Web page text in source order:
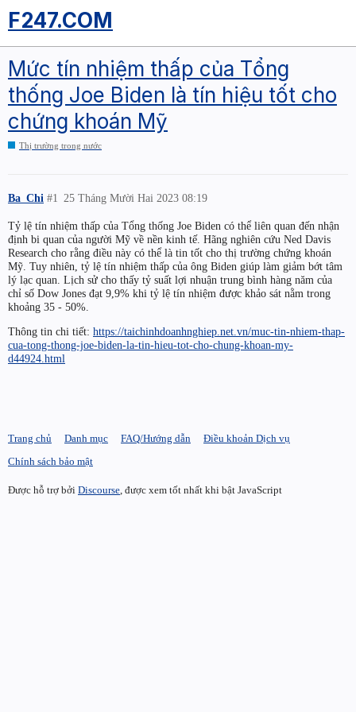
F247.COM
Mức tín nhiệm thấp của Tổng
thống Joe Biden là tín hiệu tốt cho
chứng khoán Mỹ
Thị trường trong nước
Ba_Chi 25 Tháng Mười Hai 2023 08:19
#1
Tỷ lệ tín nhiệm thấp của Tổng thống Joe Biden có thể liên quan đến nhận
định bi quan của người Mỹ về nền kinh tế. Hãng nghiên cứu Ned Davis
Research cho rằng điều này có thể là tin tốt cho thị trường chứng khoán
Mỹ. Tuy nhiên, tỷ lệ tín nhiệm thấp của ông Biden giúp làm giảm bớt tâm
lý lạc quan. Lịch sử cho thấy tỷ suất lợi nhuận trung bình hàng năm của
chỉ số Dow Jones đạt 9,9% khi tỷ lệ tín nhiệm được khảo sát nằm trong
khoảng 35 - 50%.
Thông tin chi tiết: https://taichinhdoanhnghiep.net.vn/muc-tin-nhiem-thap-
cua-tong-thong-joe-biden-la-tin-hieu-tot-cho-chung-khoan-my-
d44924.html
Trang chủ Danh mục FAQ/Hướng dẫn
Điều khoản Dịch vụ
Chính sách bảo mật
Được hỗ trợ bởi Discourse , được xem tốt nhất khi bật JavaScript